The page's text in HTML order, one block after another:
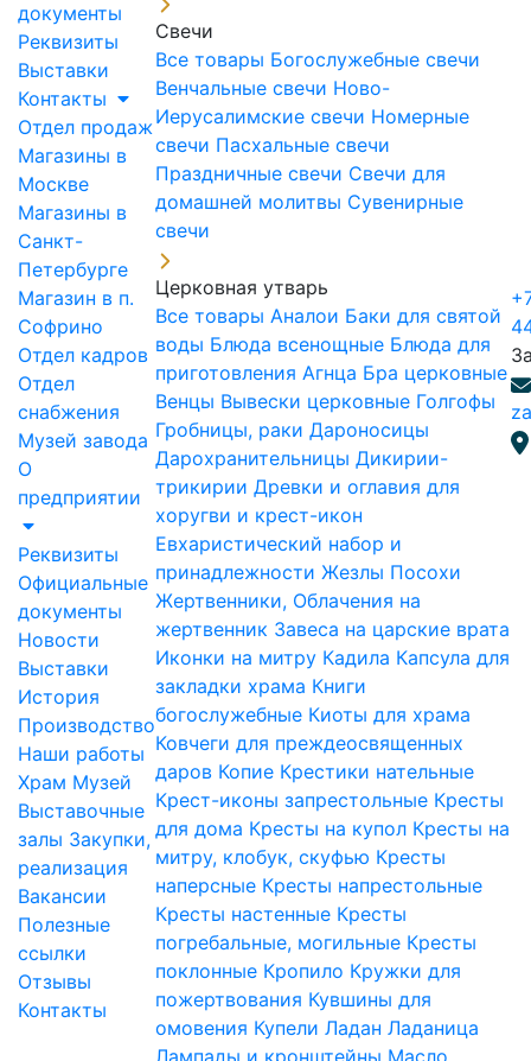
документы
Реквизиты
Выставки
Контакты
Отдел продаж
Магазины в
Москве
Магазины в
Санкт-
Петербурге
Магазин в п.
Софрино
Отдел кадров
Отдел
снабжения
Музей завода
О
предприятии
Реквизиты
Официальные
документы
Новости
Выставки
История
Производство
Наши работы
Храм Музей
Выставочные
залы Закупки,
реализация
Вакансии
Полезные
ссылки
Отзывы
Контакты
Свечи
Все товары Богослужебные свечи
Венчальные свечи Ново-
Иерусалимские свечи Номерные
свечи Пасхальные свечи
Праздничные свечи Свечи для
домашней молитвы Сувенирные
свечи
Церковная утварь
Все товары Аналои Баки для святой
воды Блюда всенощные Блюда для
приготовления Агнца Бра церковные
Венцы Вывески церковные Голгофы
Гробницы, раки Дароносицы
Дарохранительницы Дикирии-
трикирии Древки и оглавия для
хоругви и крест-икон
Евхаристический набор и
принадлежности Жезлы Посохи
Жертвенники, Облачения на
жертвенник Завеса на царские врата
Иконки на митру Кадила Капсула для
закладки храма Книги
богослужебные Киоты для храма
Ковчеги для преждеосвященных
даров Копие Крестики нательные
Крест-иконы запрестольные Кресты
для дома Кресты на купол Кресты на
митру, клобук, скуфью Кресты
наперсные Кресты напрестольные
Кресты настенные Кресты
погребальные, могильные Кресты
поклонные Кропило Кружки для
пожертвования Кувшины для
омовения Купели Ладан Ладаница
Лампады и кронштейны Масло